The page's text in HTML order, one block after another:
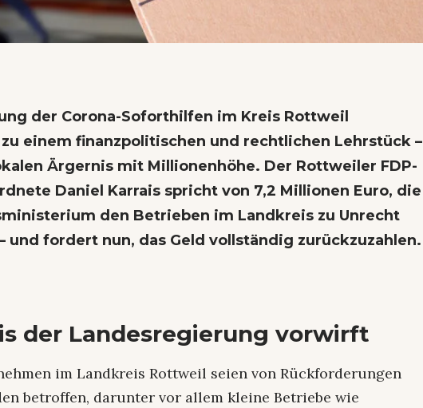
der Corona-Soforthilfen im Kreis Rottweil
einem finanzpolitischen und rechtlichen Lehrstück –
Ärgernis mit Millionenhöhe. Der Rottweiler FDP-
Daniel Karrais spricht von 7,2 Millionen Euro, die
den Betrieben im Landkreis zu Unrecht
und fordert nun, das Geld vollständig zurückzuzahlen.
der Landesregierung vorwirft
im Landkreis Rottweil seien von Rückforderungen
betroffen, darunter vor allem kleine Betriebe wie